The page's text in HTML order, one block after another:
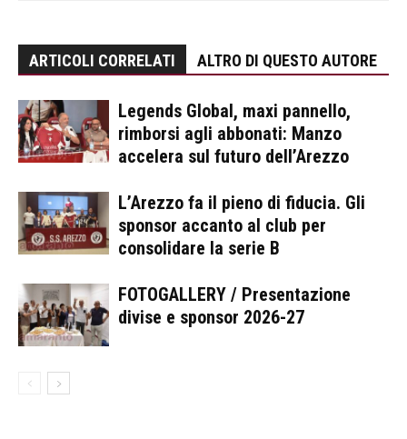
ARTICOLI CORRELATI ALTRO DI QUESTO AUTORE
Legends Global, maxi pannello,
rimborsi agli abbonati: Manzo
accelera sul futuro dell’Arezzo
L’Arezzo fa il pieno di fiducia. Gli
sponsor accanto al club per
consolidare la serie B
FOTOGALLERY / Presentazione
divise e sponsor 2026-27